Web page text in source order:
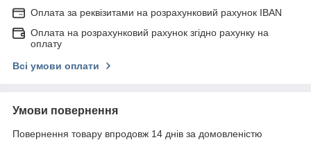
Оплата за реквізитами на розрахунковий рахунок IBAN
Оплата на розрахунковий рахунок згідно рахунку на
оплату
Всі умови оплати
Умови повернення
Повернення товару впродовж 14 днів за домовленістю